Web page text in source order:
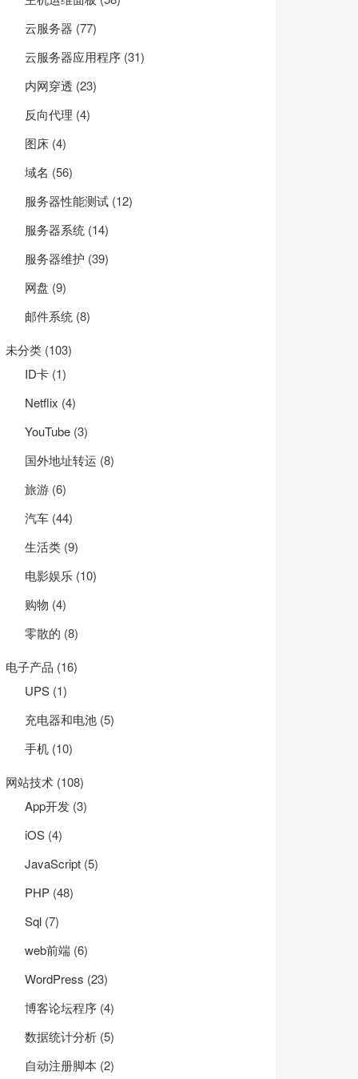
云服务器 (77)
云服务器应用程序 (31)
内网穿透 (23)
反向代理 (4)
图床 (4)
域名 (56)
服务器性能测试 (12)
服务器系统 (14)
服务器维护 (39)
网盘 (9)
邮件系统 (8)
未分类 (103)
ID卡 (1)
Net­flix (4)
YouTube (3)
国外地址转运 (8)
旅游 (6)
汽车 (44)
生活类 (9)
电影娱乐 (10)
购物 (4)
零散的 (8)
电子产品 (16)
UPS (1)
充电器和电池 (5)
手机 (10)
网站技术 (108)
App开发 (3)
iOS (4)
JavaScript (5)
PHP (48)
Sql (7)
web前端 (6)
WordPress (23)
博客论坛程序 (4)
数据统计分析 (5)
自动注册脚本 (2)